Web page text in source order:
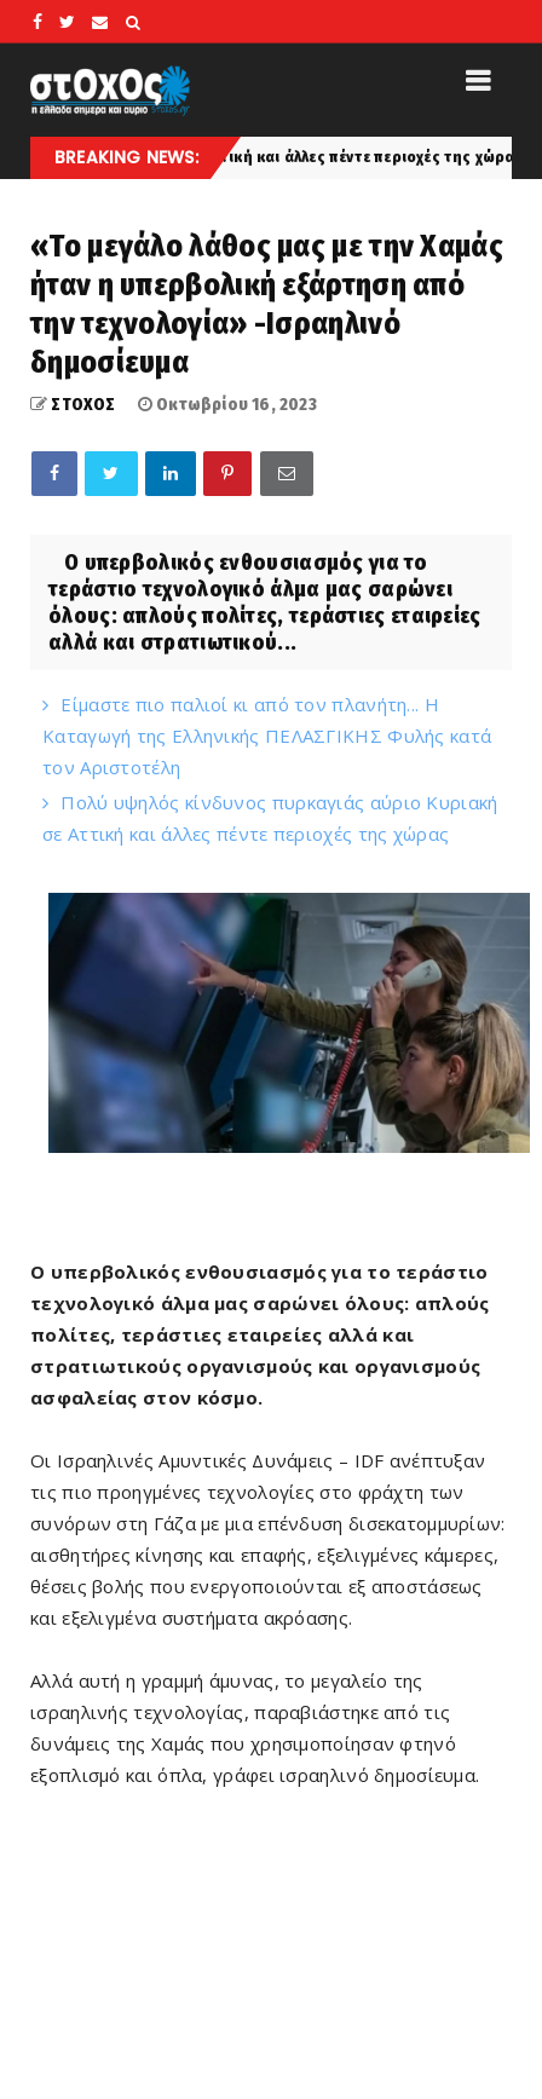
BREAKING NEWS:
Αττική και άλλες πέντε περιοχές της χώρας latest Το
«Το μεγάλο λάθος μας με την Χαμάς
ήταν η υπερβολική εξάρτηση από
την τεχνολογία» -Ισραηλινό
δημοσίευμα
ΣΤΟΧΟΣ Οκτωβρίου 16, 2023
Ο υπερβολικός ενθουσιασμός για το
τεράστιο τεχνολογικό άλμα μας σαρώνει
όλους: απλούς πολίτες, τεράστιες εταιρείες
αλλά και στρατιωτικού...
Είμαστε πιο παλιοί κι από τον πλανήτη... Η
Καταγωγή της Ελληνικής ΠΕΛΑΣΓΙΚΗΣ Φυλής κατά
τον Αριστοτέλη
Πολύ υψηλός κίνδυνος πυρκαγιάς αύριο Κυριακή
σε Αττική και άλλες πέντε περιοχές της χώρας
Ο υπερβολικός ενθουσιασμός για το τεράστιο
τεχνολογικό άλμα μας σαρώνει όλους: απλούς
πολίτες, τεράστιες εταιρείες αλλά και
στρατιωτικούς οργανισμούς και οργανισμούς
ασφαλείας στον κόσμο.
Οι Ισραηλινές Αμυντικές Δυνάμεις – IDF ανέπτυξαν
τις πιο προηγμένες τεχνολογίες στο φράχτη των
συνόρων στη Γάζα με μια επένδυση δισεκατομμυρίων:
αισθητήρες κίνησης και επαφής, εξελιγμένες κάμερες,
θέσεις βολής που ενεργοποιούνται εξ αποστάσεως
και εξελιγμένα συστήματα ακρόασης.
Αλλά αυτή η γραμμή άμυνας, το μεγαλείο της
ισραηλινής τεχνολογίας, παραβιάστηκε από τις
δυνάμεις της Χαμάς που χρησιμοποίησαν φτηνό
εξοπλισμό και όπλα, γράφει ισραηλινό δημοσίευμα.